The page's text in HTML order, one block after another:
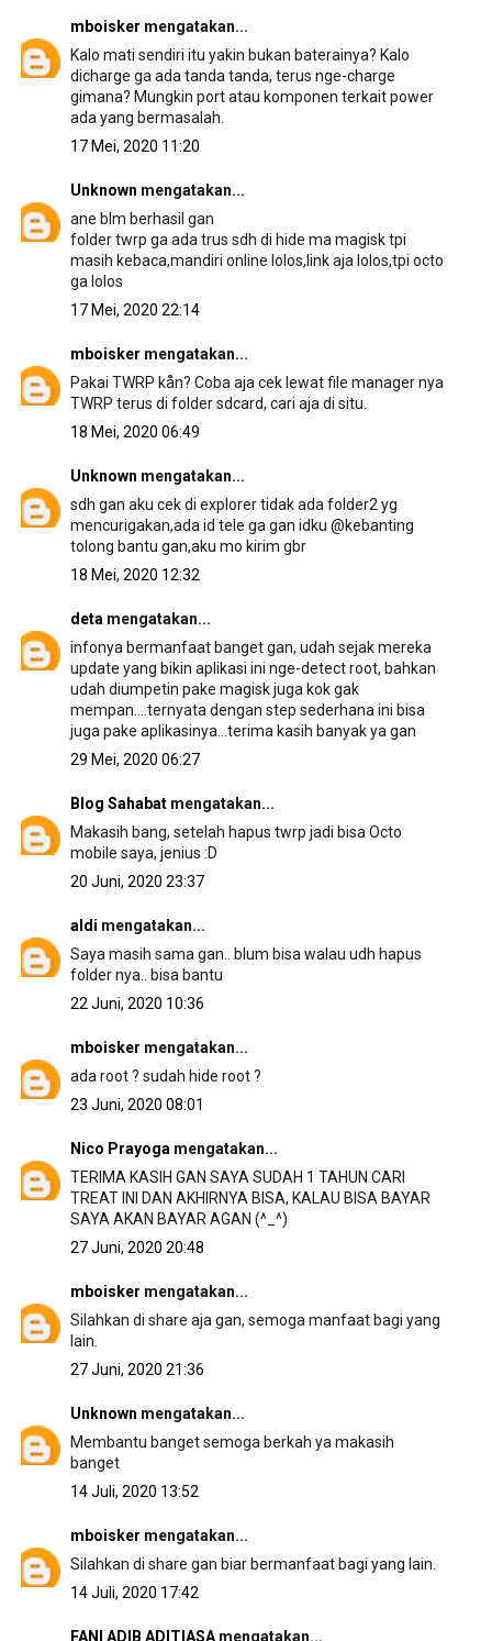
mboisker mengatakan...
Kalo mati sendiri itu yakin bukan baterainya? Kalo
dicharge ga ada tanda tanda, terus nge-charge
gimana? Mungkin port atau komponen terkait power
ada yang bermasalah.
17 Mei, 2020 11:20
Unknown mengatakan...
ane blm berhasil gan
folder twrp ga ada trus sdh di hide ma magisk tpi
masih kebaca,mandiri online lolos,link aja lolos,tpi octo
ga lolos
17 Mei, 2020 22:14
mboisker mengatakan...
Pakai TWRP kån? Coba aja cek lewat file manager nya
TWRP terus di folder sdcard, cari aja di situ.
18 Mei, 2020 06:49
Unknown mengatakan...
sdh gan aku cek di explorer tidak ada folder2 yg
mencurigakan,ada id tele ga gan idku @kebanting
tolong bantu gan,aku mo kirim gbr
18 Mei, 2020 12:32
deta mengatakan...
infonya bermanfaat banget gan, udah sejak mereka
update yang bikin aplikasi ini nge-detect root, bahkan
udah diumpetin pake magisk juga kok gak
mempan....ternyata dengan step sederhana ini bisa
juga pake aplikasinya...terima kasih banyak ya gan
29 Mei, 2020 06:27
Blog Sahabatmengatakan...
Makasih bang, setelah hapus twrp jadi bisa Octo
mobile saya, jenius :D
20 Juni, 2020 23:37
aldi mengatakan...
Saya masih sama gan.. blum bisa walau udh hapus
folder nya.. bisa bantu
22 Juni, 2020 10:36
mboisker mengatakan...
ada root ? sudah hide root ?
23 Juni, 2020 08:01
Nico Prayoga mengatakan...
TERIMA KASIH GAN SAYA SUDAH 1 TAHUN CARI
TREAT INI DAN AKHIRNYA BISA, KALAU BISA BAYAR
SAYA AKAN BAYAR AGAN (^_^)
27 Juni, 2020 20:48
mboisker mengatakan...
Silahkan di share aja gan, semoga manfaat bagi yang
lain.
27 Juni, 2020 21:36
Unknown mengatakan...
Membantu banget semoga berkah ya makasih
banget
14 Juli, 2020 13:52
mboisker mengatakan...
Silahkan di share gan biar bermanfaat bagi yang lain.
14 Juli, 2020 17:42
FANI ADIB ADITIASAmengatakan...